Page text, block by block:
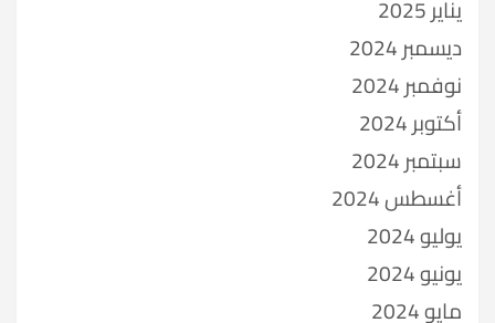
يناير 2025
ديسمبر 2024
نوفمبر 2024
أكتوبر 2024
سبتمبر 2024
أغسطس 2024
يوليو 2024
يونيو 2024
مايو 2024